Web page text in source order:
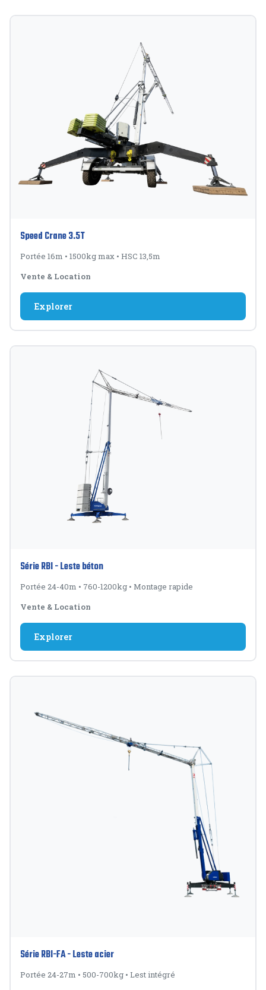
Speed Crane 3.5T
Portée 16m • 1500kg max • HSC 13,5m
Vente & Location
Explorer
Série RBI - Leste béton
Portée 24-40m • 760-1200kg • Montage rapide
Vente & Location
Explorer
Série RBI-FA - Leste acier
Portée 24-27m • 500-700kg • Lest intégré